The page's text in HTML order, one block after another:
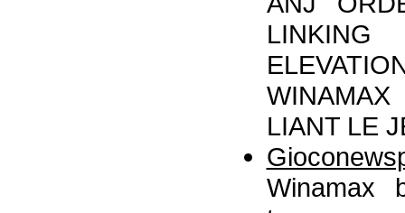
LINKING
LIANT LE
Winamax